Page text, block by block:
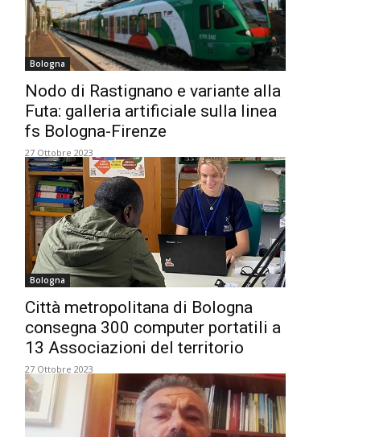
Bologna
Nodo di Rastignano e variante alla
Futa: galleria artificiale sulla linea
fs Bologna-Firenze
27 Ottobre 2023
Bologna
Città metropolitana di Bologna
consegna 300 computer portatili a
13 Associazioni del territorio
27 Ottobre 2023